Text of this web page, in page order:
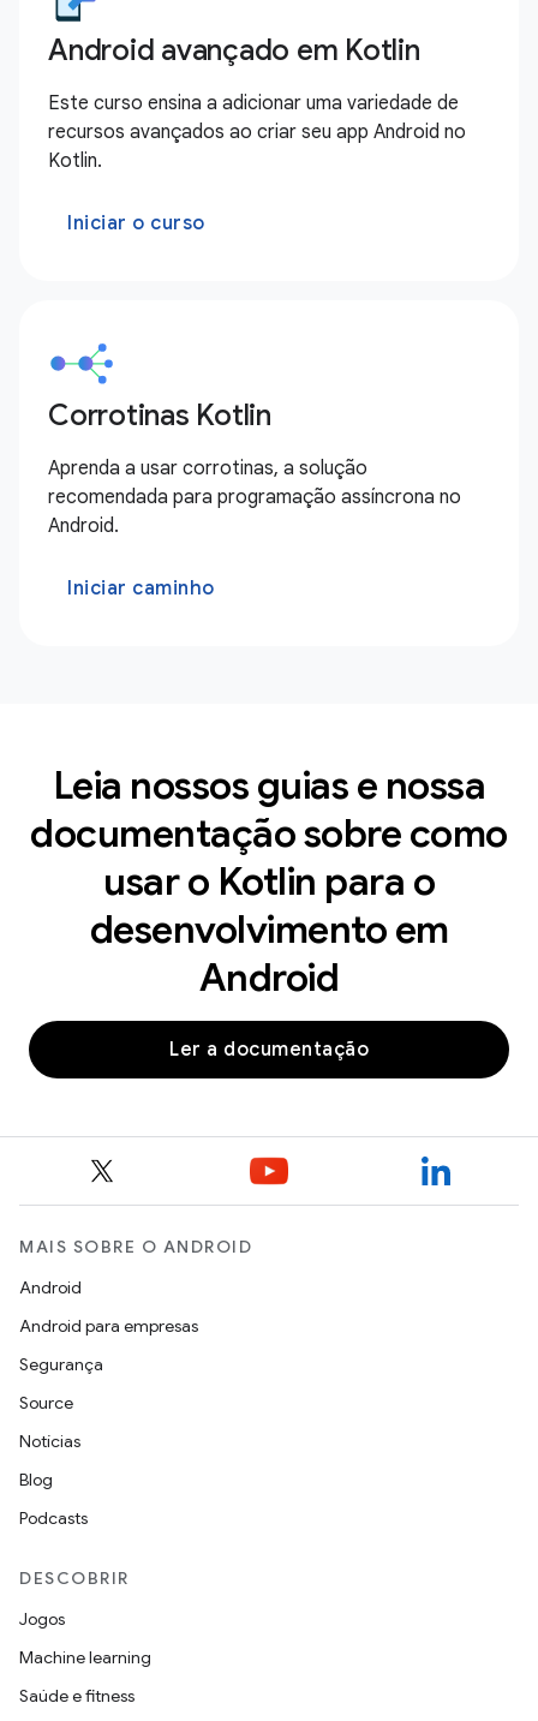
Android avançado em Kotlin
Este curso ensina a adicionar uma variedade de
recursos avançados ao criar seu app Android no
Kotlin.
Iniciar o curso
Corrotinas Kotlin
Aprenda a usar corrotinas, a solução
recomendada para programação assíncrona no
Android.
Iniciar caminho
Leia nossos guias e nossa
documentação sobre como
usar o Kotlin para o
desenvolvimento em
Android
Ler a documentação
MAIS SOBRE O ANDROID
Android
Android para empresas
Segurança
Source
Notícias
Blog
Podcasts
DESCOBRIR
Jogos
Machine learning
Saúde e fitness